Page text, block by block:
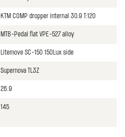
KTM COMP dropper internal 30.9 T:120
MTB-Pedal flat VPE-527 alloy
Litemove SC-150 150Lux side
Supernova TL3Z
26.9
145